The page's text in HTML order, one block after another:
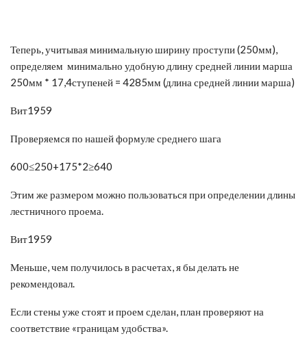
Теперь, учитывая минимальную ширину проступи (250мм),
определяем минимально удобную длину средней линии марша
250мм * 17,4ступеней = 4285мм (длина средней линии марша)
Вит1959
Проверяемся по нашей формуле среднего шага
600≤250+175*2≥640
Этим же размером можно пользоваться при определении длины
лестничного проема.
Вит1959
Меньше, чем получилось в расчетах, я бы делать не
рекомендовал.
Если стены уже стоят и проем сделан, план проверяют на
соответствие «границам удобства».